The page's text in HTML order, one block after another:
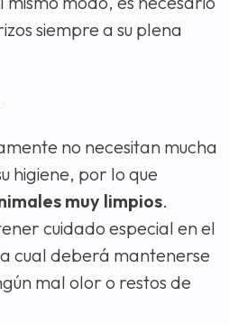
siempre a su plena
no necesitan mucha
higiene, por lo que
muy limpios.
cuidado especial en el
cual deberá mantenerse
mal olor o restos de